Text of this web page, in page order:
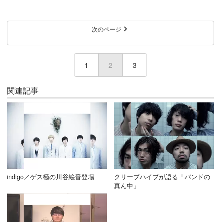
次のページ
1 2 (current)
3
関連記事
indigo／ゲス極の川谷絵音登場
クリープハイプが語る「バンドの
真ん中」